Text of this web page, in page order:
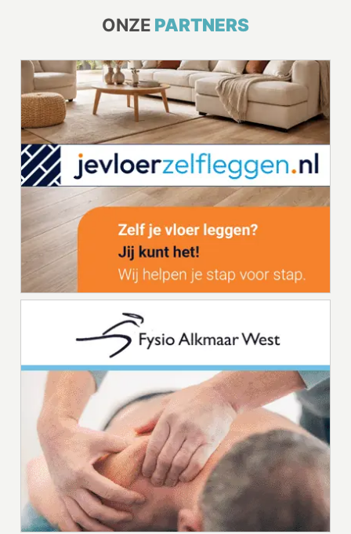
ONZE PARTNERS